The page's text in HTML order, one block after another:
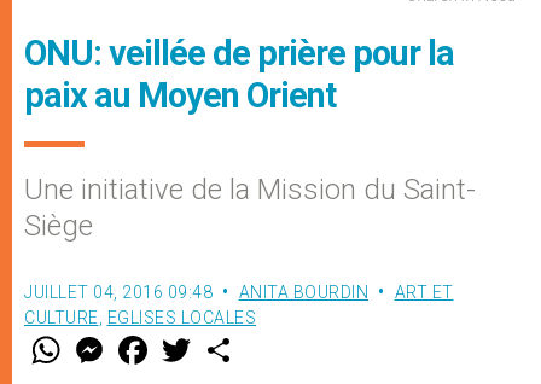
ONU: veillée de prière pour la
paix au Moyen Orient
Une initiative de la Mission du Saint-
Siège
JUILLET 04, 2016 09:48 ANITA BOURDIN
ART ET
CULTURE, EGLISES LOCALES
W M
e
F
a w